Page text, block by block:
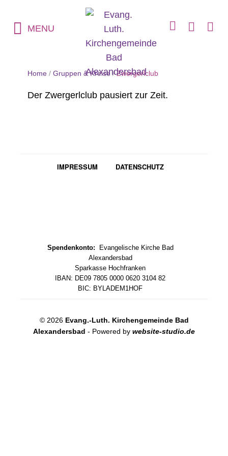
MENU
Home / Gruppen & Kreise/Zwergerlclub
Der Zwergerlclub pausiert zur Zeit.
IMPRESSUM DATENSCHUTZ
Spendenkonto: Evangelische Kirche Bad
Alexandersbad
Sparkasse Hochfranken
IBAN: DE09 7805 0000 0620 3104 82
BIC: BYLADEM1HOF
© 2026 Evang.-Luth. Kirchengemeinde Bad
Alexandersbad - Powered by website-studio.de